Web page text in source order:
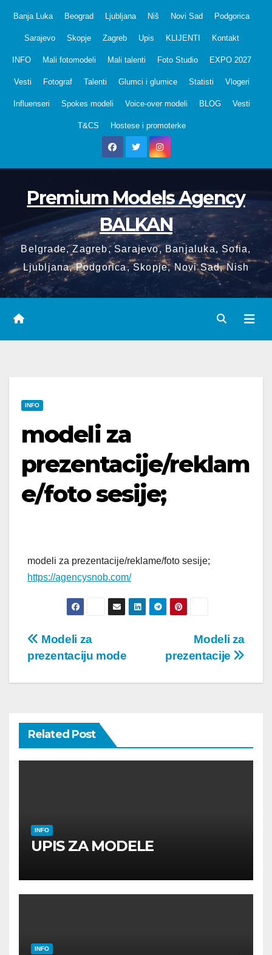
Banja Luka Beograd Ljubljana Niš Novi Sad Podgorica
Sarajevo Skopje Zagreb Upis KLIJENTI Kontakt
INFO Mali fotomodeli Mali talenti Foto Studio EXPO 2027
Vesti Fotograf Talenti Glumci i glumice Statisti Vlogeri
Influenseri Spokes modeli Voice-over modeli BLOG Vesti
T&CS Hostese i promoterke
Premium Models Agency
BALKAN
Belgrade, Zagreb, Sarajevo, Banjaluka, Sofia,
Ljubljana, Podgorica, Skopje, Novi Sad, Nish
INFO
modeli za
prezentacije/reklam
e/foto sesije;
modeli za prezentacije/reklame/foto sesije;
https://agencysnob.com/
Post
navigation
Modeli za
prezentacije
Modeli za
prezentaciju mode
Related Post
INFO
UPIS ZA MODELE
INFO